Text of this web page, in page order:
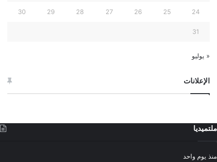
24
25
26
27
28
29
30
31
« يوليو
الإعلانات
ملتميديا
منذ يوم واحد